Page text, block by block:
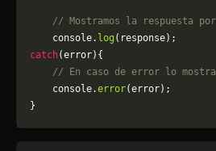
// Mostramos la respuesta
    console.
log (response);
catch(error){
// En caso de error lo
	console.
error(error);
}